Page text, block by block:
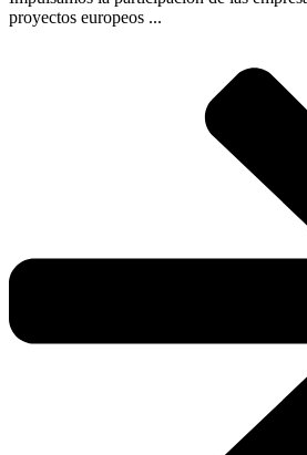
proyectos europeos ...